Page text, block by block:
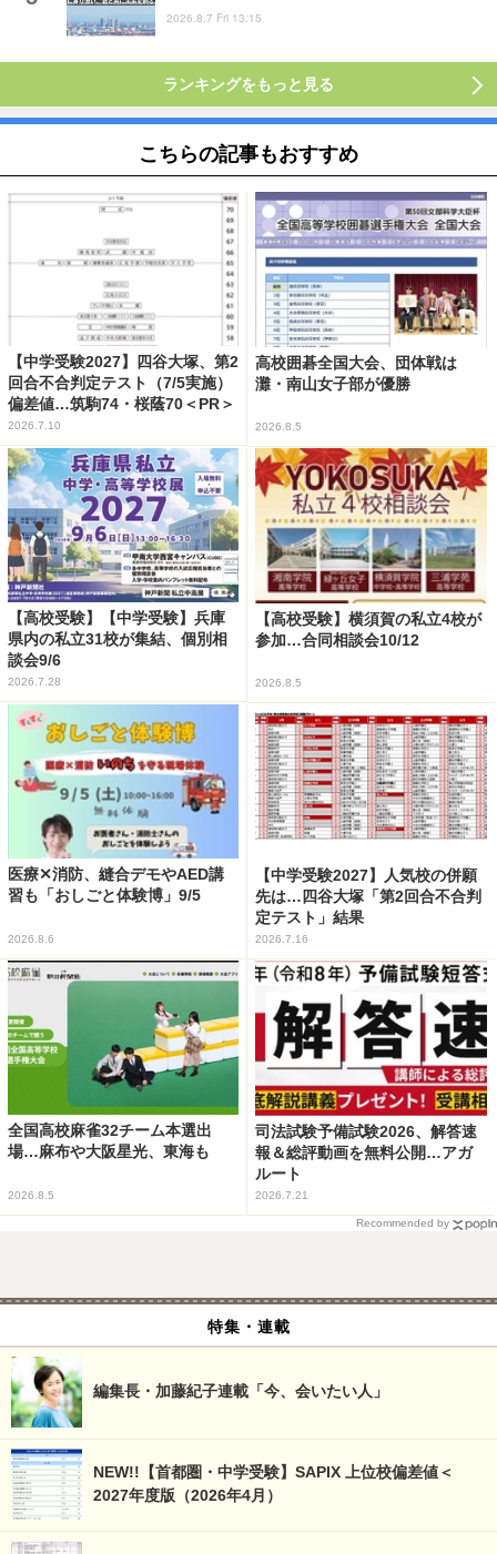
2026.8.7 Fri 13:15
ランキングをもっと見る
こちらの記事もおすすめ
【中学受験2027】四谷大塚、第2
回合不合判定テスト（7/5実施）
偏差値…筑駒74・桜蔭70＜PR＞
2026.7.10
高校囲碁全国大会、団体戦は
灘・南山女子部が優勝
2026.8.5
【高校受験】【中学受験】兵庫
県内の私立31校が集結、個別相
談会9/6
2026.7.28
【高校受験】横須賀の私立4校が
参加…合同相談会10/12
2026.8.5
医療✕消防、縫合デモやAED講
習も「おしごと体験博」9/5
2026.8.6
【中学受験2027】人気校の併願
先は…四谷大塚「第2回合不合判
定テスト」結果
2026.7.16
全国高校麻雀32チーム本選出
場…麻布や大阪星光、東海も
2026.8.5
司法試験予備試験2026、解答速
報＆総評動画を無料公開…アガ
ルート
2026.7.21
Recommended by
特集・連載
編集長・加藤紀子連載「今、会いたい人」
NEW!!【首都圏・中学受験】SAPIX 上位校偏差値＜
2027年度版（2026年4月）